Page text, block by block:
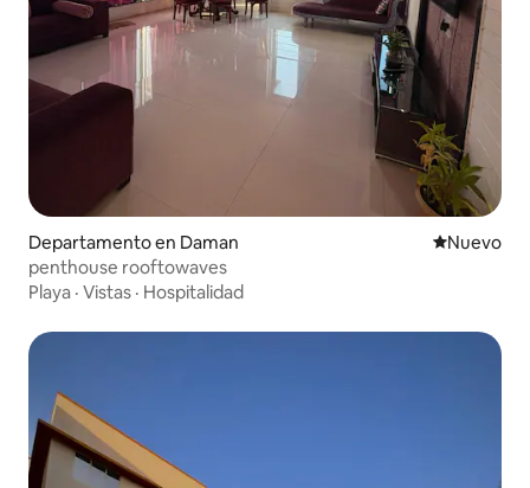
Departamento en Daman Lugar
Nuevo
penthouse rooftowaves
Playa · Vistas · Hospitalidad